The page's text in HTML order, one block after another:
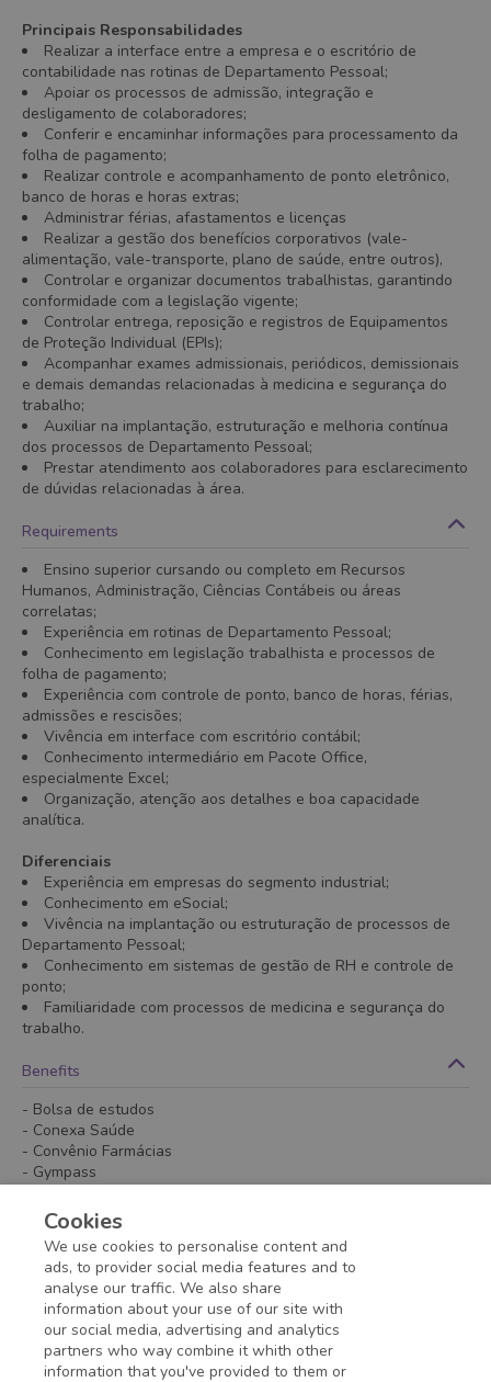
Principais Responsabilidades
Realizar a interface entre a empresa e o escritório de
contabilidade nas rotinas de Departamento Pessoal;
Apoiar os processos de admissão, integração e
desligamento de colaboradores;
Conferir e encaminhar informações para processamento da
folha de pagamento;
Realizar controle e acompanhamento de ponto eletrônico,
banco de horas e horas extras;
Administrar férias, afastamentos e licenças
Realizar a gestão dos benefícios corporativos (vale-
alimentação, vale-transporte, plano de saúde, entre outros),
Controlar e organizar documentos trabalhistas, garantindo
conformidade com a legislação vigente;
Controlar entrega, reposição e registros de Equipamentos
de Proteção Individual (EPIs);
Acompanhar exames admissionais, periódicos, demissionais
e demais demandas relacionadas à medicina e segurança do
trabalho;
Auxiliar na implantação, estruturação e melhoria contínua
dos processos de Departamento Pessoal;
Prestar atendimento aos colaboradores para esclarecimento
de dúvidas relacionadas à área.
Requirements
Ensino superior cursando ou completo em Recursos
Humanos, Administração, Ciências Contábeis ou áreas
correlatas;
Experiência em rotinas de Departamento Pessoal;
Conhecimento em legislação trabalhista e processos de
folha de pagamento;
Experiência com controle de ponto, banco de horas, férias,
admissões e rescisões;
Vivência em interface com escritório contábil;
Conhecimento intermediário em Pacote Office,
especialmente Excel;
Organização, atenção aos detalhes e boa capacidade
analítica.
Diferenciais
Experiência em empresas do segmento industrial;
Conhecimento em eSocial;
Vivência na implantação ou estruturação de processos de
Departamento Pessoal;
Conhecimento em sistemas de gestão de RH e controle de
ponto;
Familiaridade com processos de medicina e segurança do
trabalho.
Benefits
- Bolsa de estudos
- Conexa Saúde
- Convênio Farmácias
- Gympass
- Plano Odontológico
- Vale Alimentação/Vale Refeição
- Vale Transporte
Application deadline expired!
Cookies
We use cookies to personalise content and
ads, to provider social media features and to
analyse our traffic. We also share
information about your use of our site with
our social media, advertising and analytics
partners who way combine it whith other
information that you've provided to them or